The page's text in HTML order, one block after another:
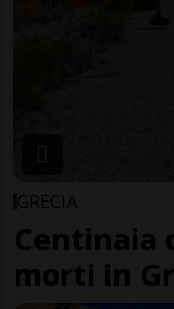
GRECIA
Centinaia
morti in